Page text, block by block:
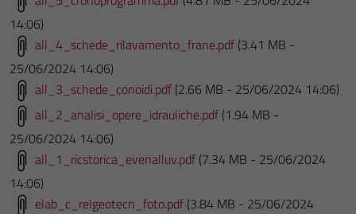
14:06)
all_4_schede_rilavamento_frane.pdf (3.41 MB -
25/06/2024 14:06)
all_3_schede_conoidi.pdf (2.66 MB - 25/06/2024 14:06)
all_2_analisi_opere_idrauliche.pdf (1.94 MB -
25/06/2024 14:06)
all_1_ricstorica_evenalluv.pdf (7.34 MB - 25/06/2024
14:06)
elab_c_relgeotecn_foto.pdf (3.84 MB - 25/06/2024